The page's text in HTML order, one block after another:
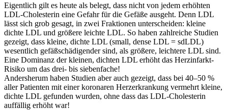
Eigentlich gilt es heute als belegt, dass nicht von jedem erhöhten
LDL-Cholesterin eine Gefahr für die Gefäße ausgeht. Denn LDL
lässt sich grob gesagt, in zwei Fraktionen unterscheiden: kleine
dichte LDL und größere leichte LDL. So haben zahlreiche Studien
gezeigt, dass kleine, dichte LDL (small, dense LDL = sdLDL)
wesentlich gefäßschädigender sind, als größere, leichtere LDL sind.
Eine Dominanz der kleinen, dichten LDL erhöht das Herzinfarkt-
Risiko um das drei- bis siebenfache!
Andersherum haben Studien aber auch gezeigt, dass bei 40–50 %
aller Patienten mit einer koronaren Herzerkrankung vermehrt kleine,
dichte LDL gefunden wurden, ohne dass das LDL-Cholesterin
auffällig erhöht war!